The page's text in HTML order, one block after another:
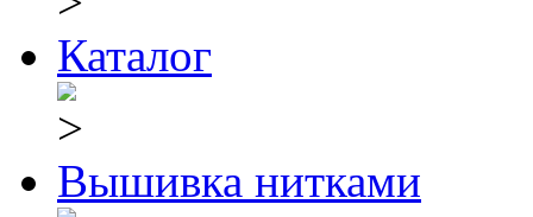
Каталог
Вышивка нитками